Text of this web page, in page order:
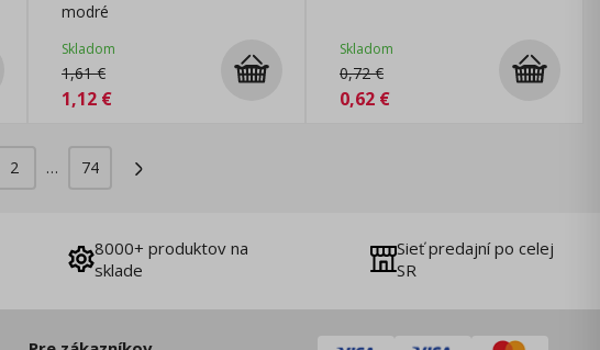
modré
Skladom
1,61€
1,12 €
Skladom
0,72€
0,62 €
2 … 74
8000+ produktov na
sklade
Sieť predajní po celej
SR